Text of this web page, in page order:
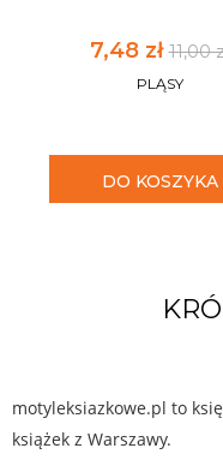
7,48 zł11,00
PLĄSY
DO KOSZYKA
motyleksiazkowe.pl to
książek z Warszawy.